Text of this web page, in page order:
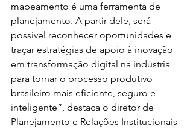
mapeamento é uma ferramenta de
planejamento. A partir dele, será
possível reconhecer oportunidades e
traçar estratégias de apoio à inovação
em transformação digital na indústria
para tornar o processo produtivo
brasileiro mais eficiente, seguro e
inteligente”, destaca o diretor de
Planejamento e Relações Institucionais